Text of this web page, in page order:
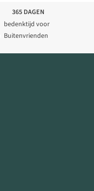
365 DAGEN
bedenktijd voor
Buitenvrienden